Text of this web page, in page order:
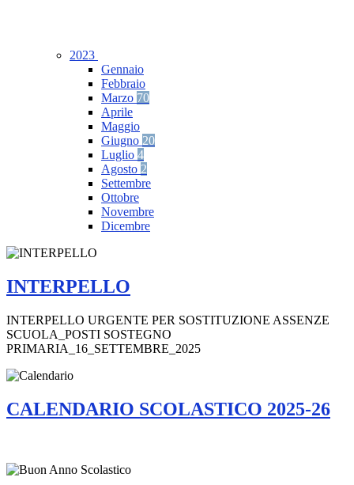
2023
Gennaio
Febbraio
Marzo 70
Aprile
Maggio
Giugno 20
Luglio 4
Agosto 2
Settembre
Ottobre
Novembre
Dicembre
INTERPELLO
INTERPELLO URGENTE PER SOSTITUZIONE ASSENZE
SCUOLA_POSTI SOSTEGNO
PRIMARIA_16_SETTEMBRE_2025
CALENDARIO SCOLASTICO 2025-26